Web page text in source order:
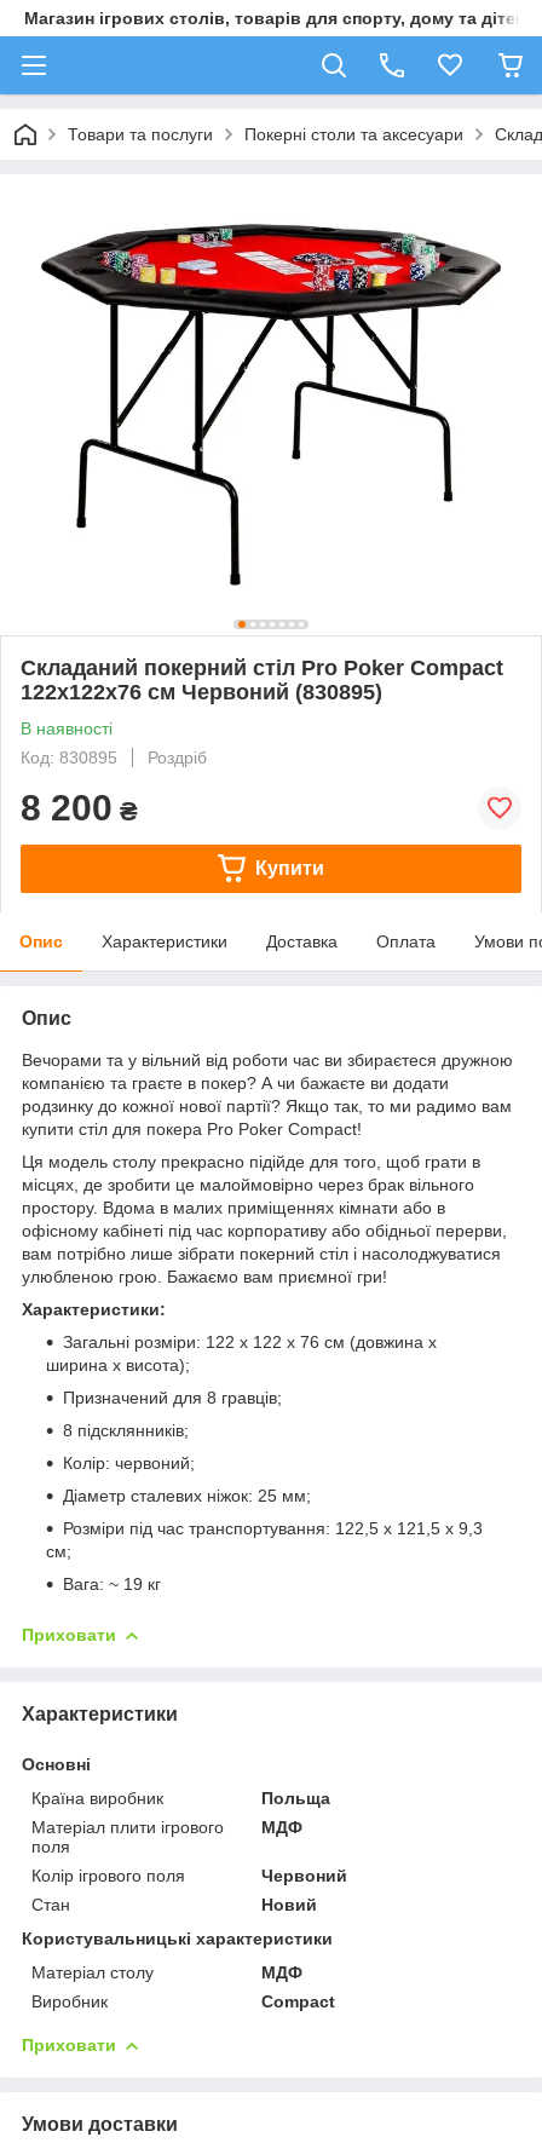
Магазин ігрових столів, товарів для спорту, дому та дітей
Товари та послуги Покерні столи та аксесуари
Складаний покерний стіл Pro Poker Compact
122x122x76 см Червоний (830895)
В наявності
Код: 830895
Роздріб
8 200 ₴
Купити
Опис Характеристики Доставка Оплата Умови
Опис
Вечорами та у вільний від роботи час ви збираєтеся дружною
компанією та граєте в покер? А чи бажаєте ви додати
родзинку до кожної нової партії? Якщо так, то ми радимо вам
купити стіл для покера Pro Poker Compact!
Ця модель столу прекрасно підійде для того, щоб грати в
місцях, де зробити це малоймовірно через брак вільного
простору. Вдома в малих приміщеннях кімнати або в
офісному кабінеті під час корпоративу або обідньої перерви,
вам потрібно лише зібрати покерний стіл і насолоджуватися
улюбленою грою. Бажаємо вам приємної гри!
Характеристики:
Загальні розміри: 122 х 122 х 76 см (довжина х
ширина х висота);
Призначений для 8 гравців;
8 підсклянників;
Колір: червоний;
Діаметр сталевих ніжок: 25 мм;
Розміри під час транспортування: 122,5 х 121,5 х 9,3
см;
Вага: ~ 19 кг
Приховати
Характеристики
Основні
Країна виробник
Польща
Матеріал плити ігрового
поля
МДФ
Колір ігрового поля
Червоний
Стан
Новий
Користувальницькі характеристики
Матеріал столу
МДФ
Виробник
Compact
Приховати
Умови доставки